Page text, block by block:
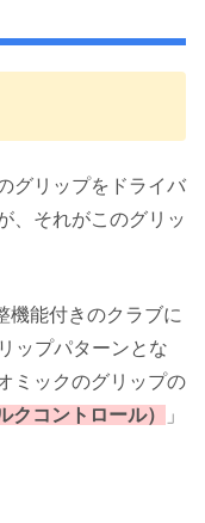
グリップをドライバ
、それがこのグリッ
機能付きのクラブに
ップパターンとな
ミックのグリップの
クコントロール）
」